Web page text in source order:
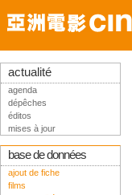
actualité
agenda
dépêches
éditos
mises à jour
base de données
ajout de fiche
films